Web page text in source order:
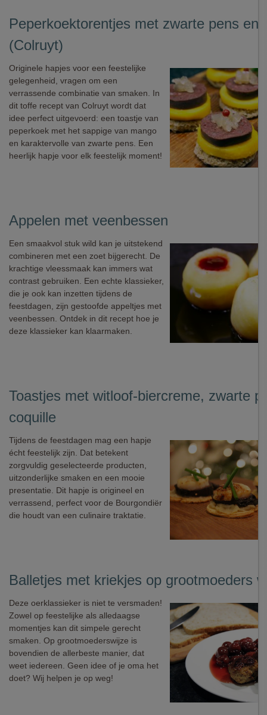
Peperkoektorentjes met zwarte pens en
(Colruyt)
Originele hapjes voor een feestelijke
gelegenheid, vragen om een
verrassende combinatie van smaken. In
dit toffe recept van Colruyt wordt dat
idee perfect uitgevoerd: een toastje van
peperkoek met het sappige van mango
en karaktervolle van zwarte pens. Een
heerlijk hapje voor elk feestelijk moment!
Appelen met veenbessen
Een smaakvol stuk wild kan je uitstekend
combineren met een zoet bijgerecht. De
krachtige vleessmaak kan immers wat
contrast gebruiken. Een echte klassieker,
die je ook kan inzetten tijdens de
feestdagen, zijn gestoofde appeltjes met
veenbessen. Ontdek in dit recept hoe je
deze klassieker kan klaarmaken.
Toastjes met witloof-biercreme, zwarte
coquille
Tijdens de feestdagen mag een hapje
écht feestelijk zijn. Dat betekent
zorgvuldig geselecteerde producten,
uitzonderlijke smaken en een mooie
presentatie. Dit hapje is origineel en
verrassend, perfect voor de Bourgondiër
die houdt van een culinaire traktatie.
Balletjes met kriekjes op grootmoeders
Deze oerklassieker is niet te versmaden!
Zowel op feestelijke als alledaagse
momentjes kan dit simpele gerecht
smaken. Op grootmoederswijze is
bovendien de allerbeste manier, dat
weet iedereen. Geen idee of je oma het
doet? Wij helpen je op weg!